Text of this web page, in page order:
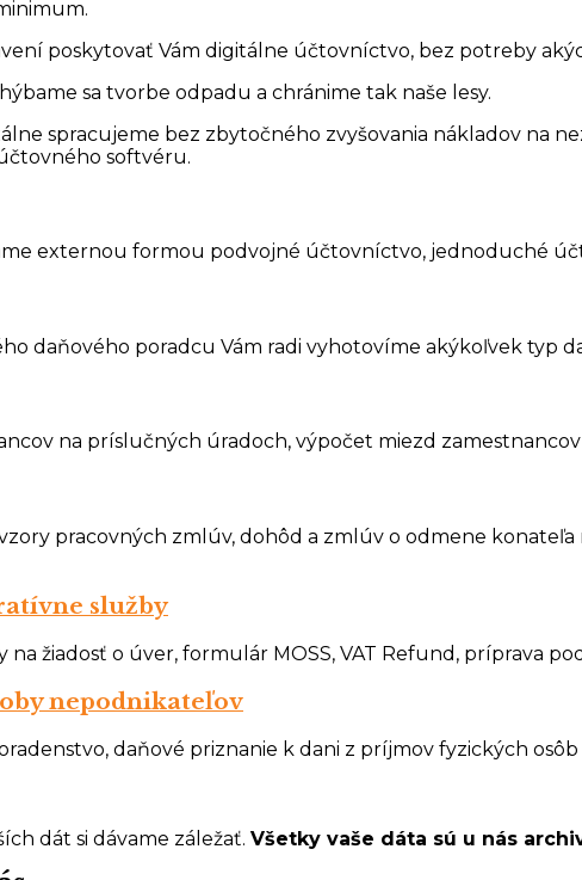
poskytovať Vám digitálne účtovníctvo, bez potreby
sa tvorbe odpadu a chránime tak naše lesy.
spracujeme bez zbytočného zvyšovania nákladov na
softvéru.
externou formou podvojné účtovníctvo, jednoduché
daňového poradcu Vám radi vyhotovíme akýkoľvek typ
na príslučných úradoch, výpočet miezd
pracovných zmlúv, dohôd a zmlúv o odmene
služby
na žiadosť o úver, formulár MOSS, VAT Refund, príprava
nepodnikateľov
daňové priznanie k dani z príjmov fyzických
dát si dávame záležať. Všetky vaše dáta sú u nás